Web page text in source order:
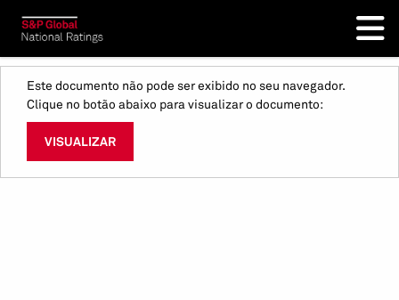
Este documento não pode ser exibido no seu navegador.
Clique no botão abaixo para visualizar o documento:
VISUALIZAR